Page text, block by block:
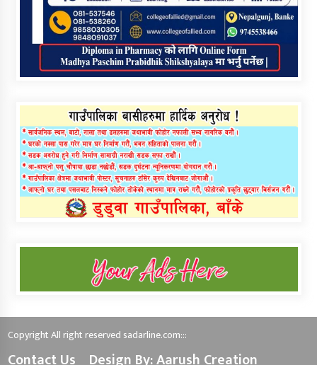
Copyright All right reserved sadarline.com:::